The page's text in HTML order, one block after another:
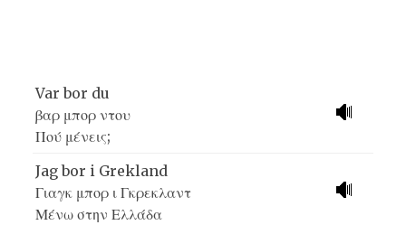
Var bor du
βαρ μπορ ντου
Πού μένεις;
Jag bor i Grekland
Γιαγκ μπορ ι Γκρεκλαντ
Μένω στην Ελλάδα